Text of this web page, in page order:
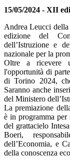
15/05/2024 - XII
Andrea Leucci
edizione del
dell’Istruzione e
nazionale per la
Oltre a ricevere
l'opportunità di
di Torino 2024,
Saranno anche
del Ministero
La premiazione
è in programma per
del grattacielo
Boeri,
dell’Economia, e
della conoscenza